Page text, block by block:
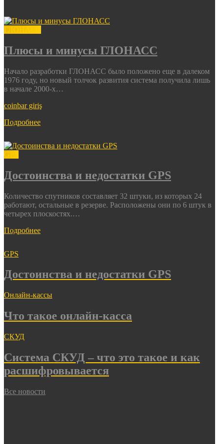
Плюсы и минусы ГЛОНАСС
Начало разработки ГЛОНАСС было положено еще в далеком
1976 году, но новый толчок развития система получила лишь
в начале 2000-х…
coinbar giriş
Подробнее
Достоинства и недостатки GPS
Количество спутников составляет 32 штуки, из которых 24
работают, остальные в резерве. Расположены они по 6 штук в
четырех плоскостях.…
Подробнее
GPS
Достоинства и недостатки GPS
Онлайн-кассы
Что такое онлайн-касса
СКУД
Система СКУД – что это такое и как
расшифровывается
Все новости